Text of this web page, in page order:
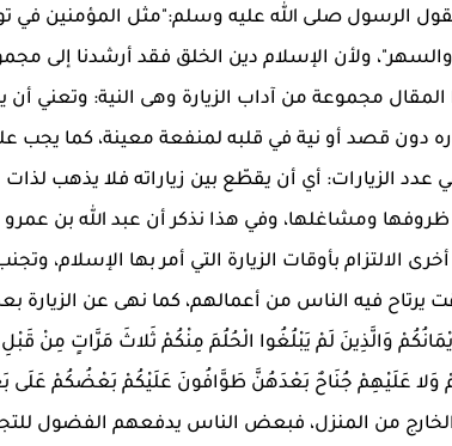
الرسول صلى الله عليه وسلم:"مثل المؤمنين في
ولأن الإسلام دين الخلق فقد أرشدنا إلى
مجموعة من آداب الزيارة وهى النية: وتعني
دون قصد أو نية في قلبه لمنفعة معينة، كما
عدد الزيارات: أي أن يقطّع بين زياراته فلا يذهب
ومشاغلها، وفي هذا نذكر أن عبد الله بن
الالتزام بأوقات الزيارة التي أمر بها الإسلام،
يرتاح فيه الناس من أعمالهم، كما نهى عن الزيارة
وَالَّذِينَ لَمْ يَبْلُغُوا الْحُلُمَ مِنْكُمْ ثَلاثَ مَرَّاتٍ مِنْ
عَلَيْهِمْ جُنَاحٌ بَعْدَهُنَّ طَوَّافُونَ عَلَيْكُمْ بَعْضُكُمْ عَلَى
والخارج من المنزل، فبعض الناس يدفعهم الفضول